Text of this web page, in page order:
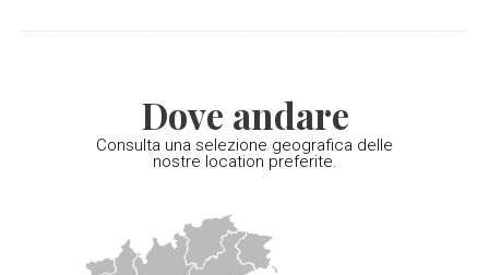
Dove andare
Consulta una selezione geografica delle
nostre location preferite.